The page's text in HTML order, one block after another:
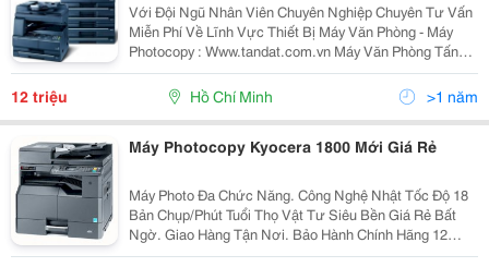
Với Đội Ngũ Nhân Viên Chuyên Nghiệp Chuyên Tư Vấn
Miễn Phí Về Lĩnh Vực Thiết Bị Máy Văn Phòng - Máy
Photocopy : Www.tandat.com.vn Máy Văn Phòng Tấn
Đạt Là Nơi Cung Cấp Uy Tín Nhất Về Dòng Sản Phẩm
Máy In, Máy Photocopy, Vật Tư, Linh Kiện, Mực...
12 triệu Hồ Chí Minh >1 năm
Máy Photocopy Kyocera 1800 Mới Giá Rẻ
Máy Photo Đa Chức Năng. Công Nghệ Nhật Tốc Độ 18
Bản Chụp/Phút Tuổi Thọ Vật Tư Siêu Bền Giá Rẻ Bất
Ngờ. Giao Hàng Tận Nơi. Bảo Hành Chính Hãng 12
Tháng. Bảo Trì Miễn Phí - Vĩnh Viễn. Tư Vấn Miễn Ph